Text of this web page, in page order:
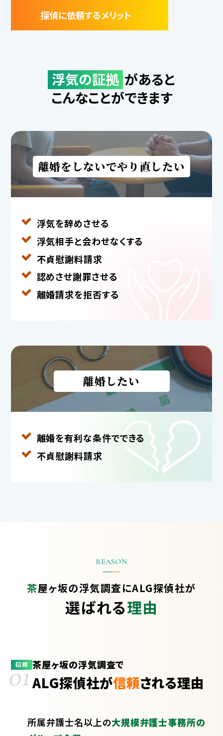
探偵に依頼するメリット
浮気の証拠 があると
こんなことができます
離婚をしないでやり直したい
浮気を辞めさせる
浮気相手と会わせなくする
不貞慰謝料請求
認めさせ謝罪させる
離婚請求を拒否する
離婚したい
離婚を有利な条件でできる
不貞慰謝料請求
茶屋ヶ坂の浮気調査にALG探偵社が
選ばれる理由
信頼
01茶屋ヶ坂の浮気調査で
ALG探偵社が信頼される理由
所属弁護士名以上の大規模弁護士事務所の